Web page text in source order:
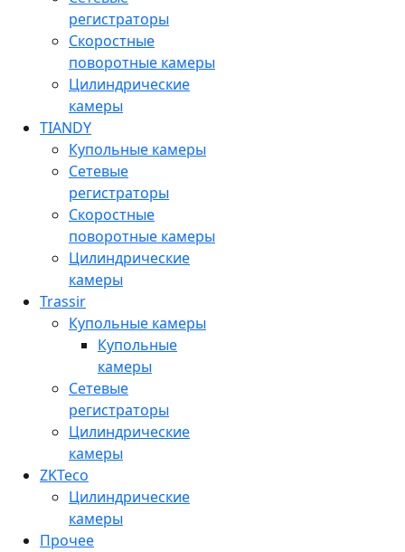
регистраторы
Скоростные
поворотные камеры
Цилиндрические
камеры
TIANDY
Купольные камеры
Сетевые
регистраторы
Скоростные
поворотные камеры
Цилиндрические
камеры
Trassir
Купольные камеры
Купольные
камеры
Сетевые
регистраторы
Цилиндрические
камеры
ZKTeco
Цилиндрические
камеры
Прочее